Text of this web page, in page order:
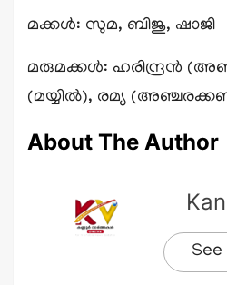
മക്കൾ: സുമ, ബിജു, ഷാജി
മരുമക്കൾ: ഹരിന്ദ്രൻ
(മയ്യിൽ), രമ്യ
About The Author